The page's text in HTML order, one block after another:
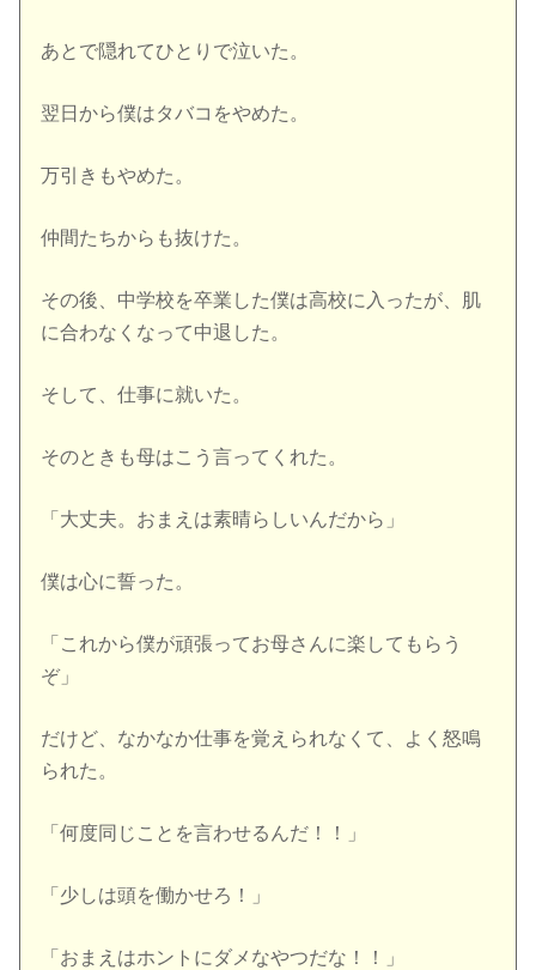
あとで隠れてひとりで泣いた。
翌日から僕はタバコをやめた。
万引きもやめた。
仲間たちからも抜けた。
その後、中学校を卒業した僕は高校に入ったが、肌
に合わなくなって中退した。
そして、仕事に就いた。
そのときも母はこう言ってくれた。
「大丈夫。おまえは素晴らしいんだから」
僕は心に誓った。
「これから僕が頑張ってお母さんに楽してもらう
ぞ」
だけど、なかなか仕事を覚えられなくて、よく怒鳴
られた。
「何度同じことを言わせるんだ！！」
「少しは頭を働かせろ！」
「おまえはホントにダメなやつだな！！」